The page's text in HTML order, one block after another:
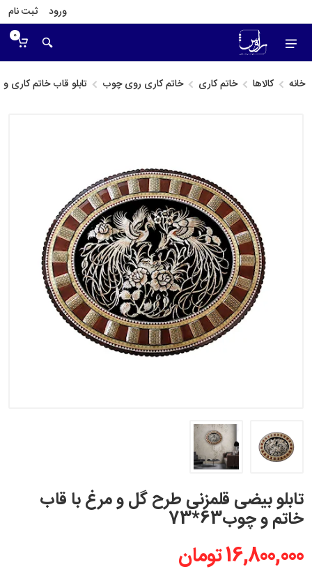
ورود ثبت نام
0
خانه کالاها خاتم کاری خاتم کاری روی چوب تابلو قاب خاتم
تابلو بیضی قلمزنی طرح گل و مرغ با قاب
خاتم و چوب63*73
16,800,000 تومان